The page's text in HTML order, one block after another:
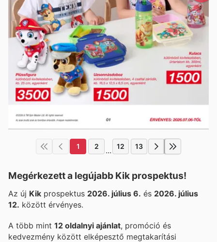
1 2 ... 12 13
Megérkezett a legújabb Kik prospektus!
Az új Kik prospektus 2026. július 6. és 2026. július
12. között érvényes.
A több mint 12 oldalnyi ajánlat, promóció és
kedvezmény között elképesztő megtakarítási